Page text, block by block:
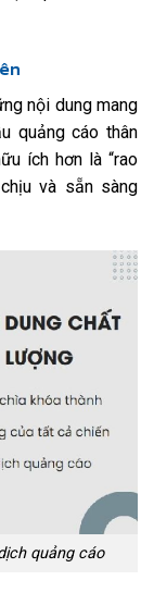
nội dung mang
quảng cáo thân
ích hơn là “rao
và sẵn sàng
quảng cáo